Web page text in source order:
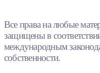
Все права на любые
защищены в
международным
собственности.